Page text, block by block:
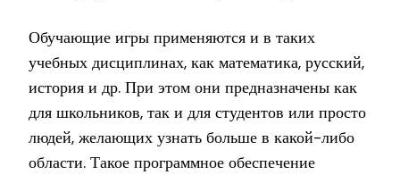
Обучающие игры применяются и в таких
учебных дисциплинах, как математика, русский,
история и др. При этом они предназначены как
для школьников, так и для студентов или просто
людей, желающих узнать больше в какой-либо
области. Такое программное обеспечение